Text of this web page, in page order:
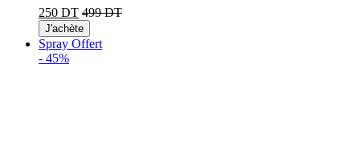
250 DT 499 DT
J'achète
Spray Offert
- 45%